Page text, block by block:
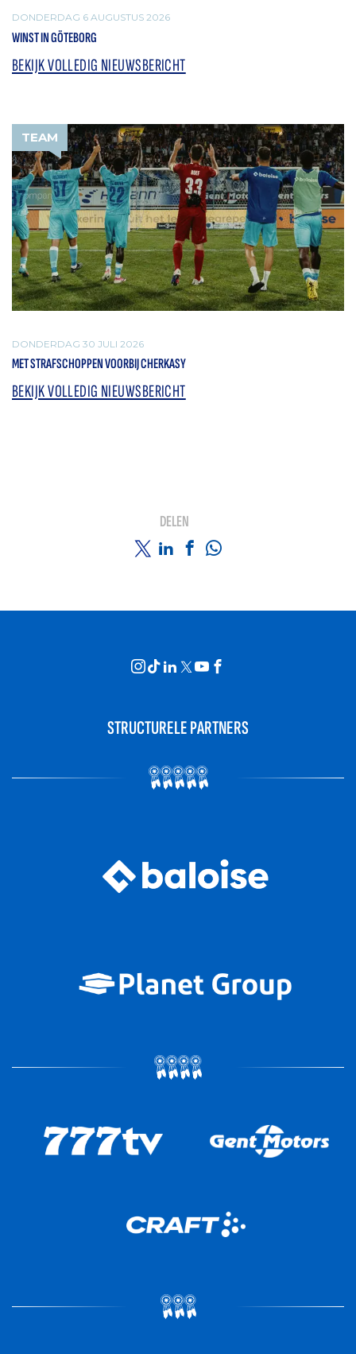
DONDERDAG 6 AUGUSTUS 2026
WINST IN GÖTEBORG
BEKIJK VOLLEDIG NIEUWSBERICHT
TEAM
DONDERDAG 30 JULI 2026
MET STRAFSCHOPPEN VOORBIJ CHERKASY
BEKIJK VOLLEDIG NIEUWSBERICHT
DELEN
STRUCTURELE PARTNERS